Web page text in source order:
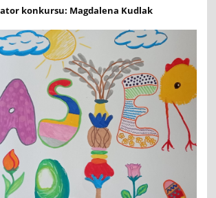
konkursu: Magdalena Kudlak